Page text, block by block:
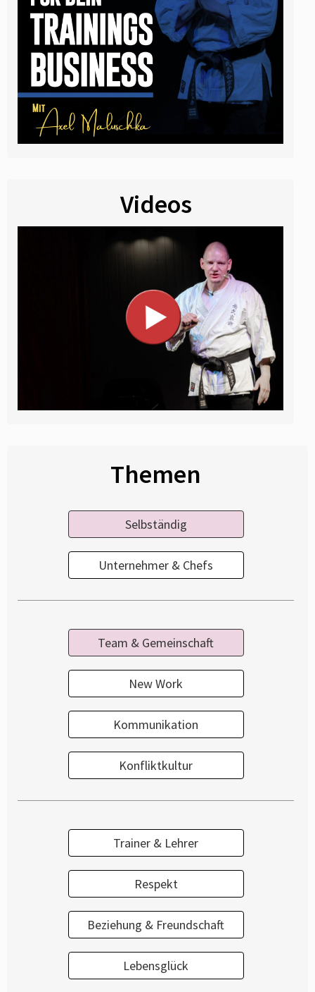
Videos
Themen
Selbständig
Unternehmer & Chefs
Team & Gemeinschaft
New Work
Kommunikation
Konfliktkultur
Trainer & Lehrer
Respekt
Beziehung & Freundschaft
Lebensglück